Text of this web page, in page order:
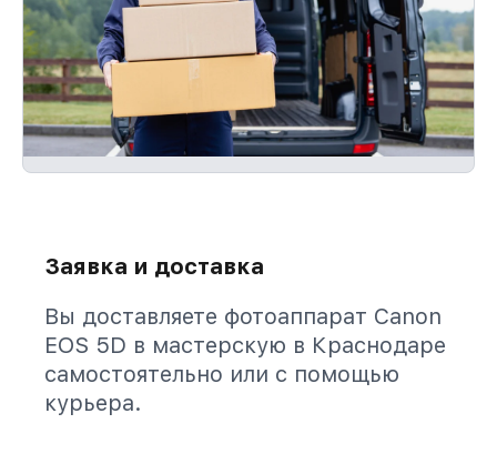
Заявка и доставка
Вы доставляете фотоаппарат Canon
EOS 5D в мастерскую в Краснодаре
самостоятельно или с помощью
курьера.